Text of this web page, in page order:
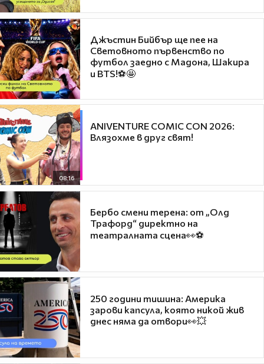
Джъстин Бийбър ще пее на
Световното първенство по
футбол заедно с Мадона, Шакира
и BTS!⚽🤩
08:16
ANIVENTURE COMIC CON 2026:
Влязохме в друг свят!
Бербо смени терена: от „Олд
Трафорд“ директно на
театралната сцена👀⚽
250 години тишина: Америка
зарови капсула, която никой жив
днес няма да отвори👀💥